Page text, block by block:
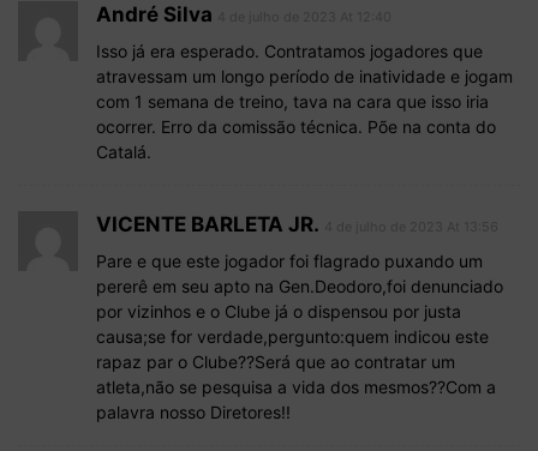
André Silva
Isso já era esperado. Contratamos jogadores que
atravessam um longo período de inatividade e jogam
com 1 semana de treino, tava na cara que isso iria
ocorrer. Erro da comissão técnica. Põe na conta do
Catalá.
VICENTE BARLETA JR.
Pare e que este jogador foi flagrado puxando um
pererê em seu apto na Gen.Deodoro,foi denunciado
por vizinhos e o Clube já o dispensou por justa
causa;se for verdade,pergunto:quem indicou este
rapaz par o Clube??Será que ao contratar um
atleta,não se pesquisa a vida dos mesmos??Com a
palavra nosso Diretores!!